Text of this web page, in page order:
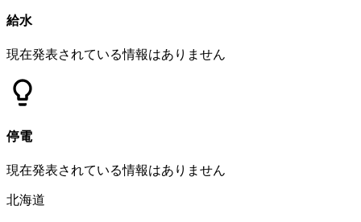
給水
現在発表されている情報はありません
停電
現在発表されている情報はありません
北海道